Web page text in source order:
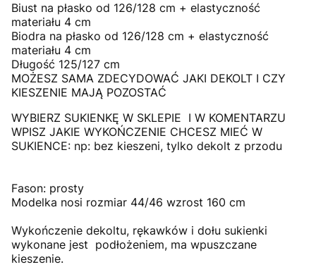
Biust na płasko od 126/128 cm + elastyczność
materiału 4 cm
Biodra na płasko od 126/128 cm + elastyczność
materiału 4 cm
Długość 125/127 cm
MOŻESZ SAMA ZDECYDOWAĆ JAKI DEKOLT I CZY
KIESZENIE MAJĄ POZOSTAĆ
WYBIERZ SUKIENKĘ W SKLEPIE I W KOMENTARZU
WPISZ JAKIE WYKOŃCZENIE CHCESZ MIEĆ W
SUKIENCE: np: bez kieszeni, tylko dekolt z przodu
Fason: prosty
Modelka nosi rozmiar 44/46 wzrost 160 cm
Wykończenie dekoltu, rękawków i dołu sukienki
wykonane jest podłożeniem, ma wpuszczane
kieszenie.